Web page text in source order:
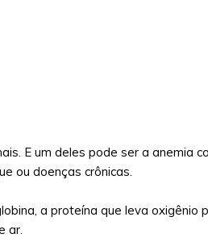
E um deles pode ser a anemia
ou doenças crônicas.
a proteína que leva oxigênio
ar.